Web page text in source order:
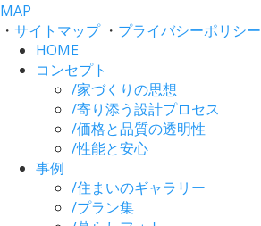
MAP
・ サイトマップ・ プライバシーポリシー
HOME
コンセプト
/家づくりの思想
/寄り添う設計プロセス
/価格と品質の透明性
/性能と安心
事例
/住まいのギャラリー
/プラン集